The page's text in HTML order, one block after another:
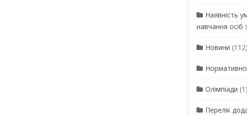
Наявність
навчання осіб
Новини (112)
Олімпіади (1)
Перелік